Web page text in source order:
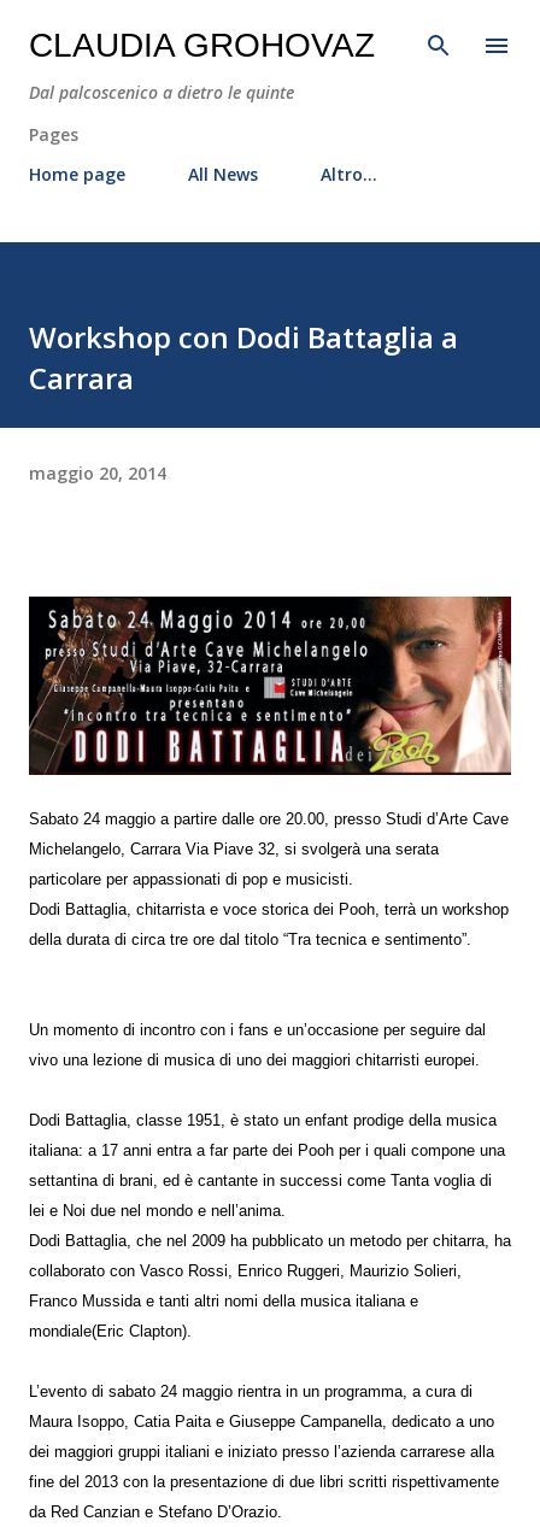
Passa ai contenuti principali
CLAUDIA GROHOVAZ
Dal palcoscenico a dietro le quinte
Pages
Home page
All News Altro…
Workshop con Dodi Battaglia a
Carrara
maggio 20, 2014
Sabato 24 maggio a partire dalle ore 20.00, presso Studi d’Arte Cave
Michelangelo, Carrara Via Piave 32, si svolgerà una serata
particolare per appassionati di pop e musicisti.
Dodi Battaglia, chitarrista e voce storica dei Pooh, terrà un workshop
della durata di circa tre ore dal titolo “Tra tecnica e sentimento”.
Un momento di incontro con i fans e un’occasione per seguire dal
vivo una lezione di musica di uno dei maggiori chitarristi europei.
Dodi Battaglia, classe 1951, è stato un enfant prodige della musica
italiana: a 17 anni entra a far parte dei Pooh per i quali compone una
settantina di brani, ed è cantante in successi come Tanta voglia di
lei e Noi due nel mondo e nell’anima.
Dodi Battaglia, che nel 2009 ha pubblicato un metodo per chitarra, ha
collaborato con Vasco Rossi, Enrico Ruggeri, Maurizio Solieri,
Franco Mussida e tanti altri nomi della musica italiana e
mondiale(Eric Clapton).
L’evento di sabato 24 maggio rientra in un programma, a cura di
Maura Isoppo, Catia Paita e Giuseppe Campanella, dedicato a uno
dei maggiori gruppi italiani e iniziato presso l’azienda carrarese alla
fine del 2013 con la presentazione di due libri scritti rispettivamente
da Red Canzian e Stefano D’Orazio.